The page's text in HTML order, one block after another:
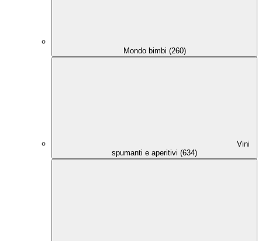
Mondo bimbi (260)
Vini
spumanti e aperitivi (634)